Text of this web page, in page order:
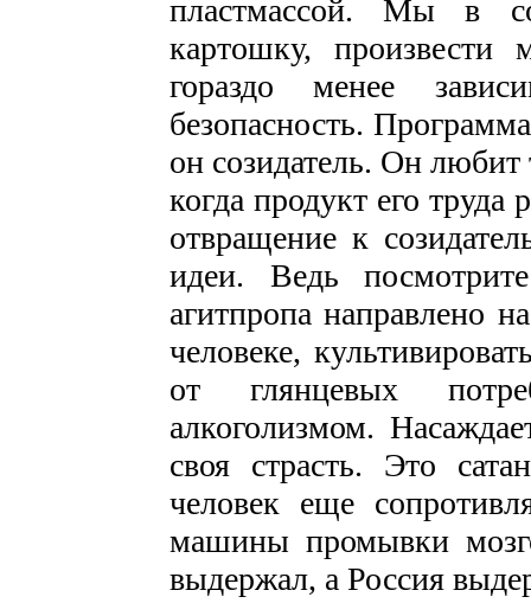
пластмассой. Мы в
картошку,
гораздо менее
безопасность.
он созидатель. Он
когда продукт его
отвращение к
идеи. Ведь
агитпропа направлено
человеке,
от глянцевых
алкоголизмом.
своя страсть. Это
человек еще
машины промывки
выдержал, а Россия